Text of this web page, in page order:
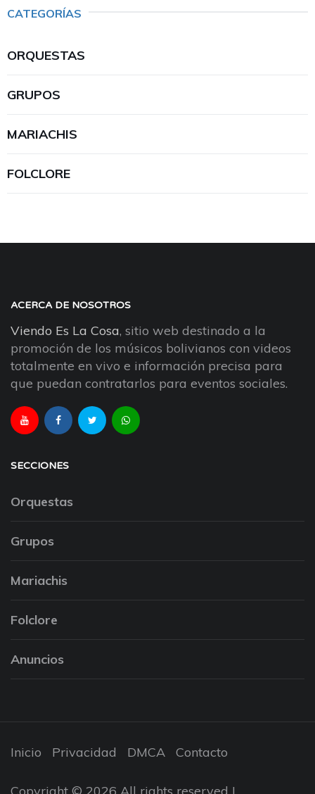
CATEGORÍAS
ORQUESTAS
GRUPOS
MARIACHIS
FOLCLORE
ACERCA DE NOSOTROS
Viendo Es La Cosa, sitio web destinado a la
promoción de los músicos bolivianos con videos
totalmente en vivo e información precisa para
que puedan contratarlos para eventos sociales.
SECCIONES
Orquestas
Grupos
Mariachis
Folclore
Anuncios
Inicio Privacidad DMCA Contacto